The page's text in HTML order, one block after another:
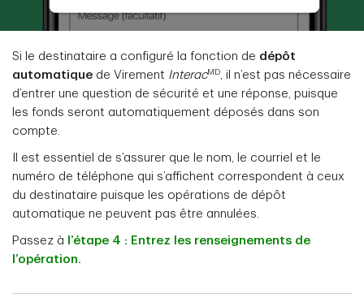
Si le destinataire a configuré la fonction de dépôt
automatique de Virement InteracMD, il n’est pas nécessaire
d’entrer une question de sécurité et une réponse, puisque
les fonds seront automatiquement déposés dans son
compte.
Il est essentiel de s’assurer que le nom, le courriel et le
numéro de téléphone qui s’affichent correspondent à ceux
du destinataire puisque les opérations de dépôt
automatique ne peuvent pas être annulées.
Passez à
l’étape 4 : Entrez les renseignements de
l’opération.